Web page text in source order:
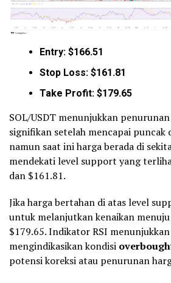
Entry: $166.51
Stop Loss: $161.81
Take Profit: $179.65
SOL/USDT menunjukkan
signifikan setelah mencapai puncak
namun saat ini harga berada di
mendekati level support yang
dan $161.81.
Jika harga bertahan di atas level
untuk melanjutkan kenaikan
$179.65. Indikator RSI
mengindikasikan kondisi
potensi koreksi atau penurunan